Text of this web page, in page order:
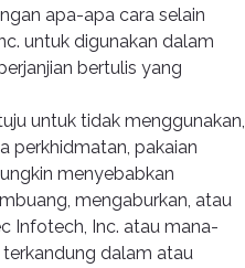
apa-apa cara selain
untuk digunakan dalam
bertulis yang
untuk tidak menggunakan,
perkhidmatan, pakaian
menyebabkan
mengaburkan, atau
Infotech, Inc. atau mana-
dalam atau